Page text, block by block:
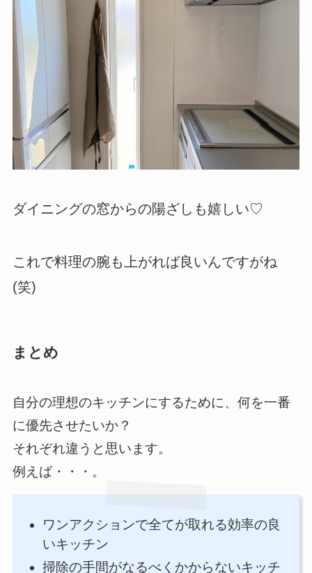
ダイニングの窓からの陽ざしも嬉しい♡
これで料理の腕も上がれば良いんですがね
(笑)
まとめ
自分の理想のキッチンにするために、何を一番
に優先させたいか？
それぞれ違うと思います。
例えば・・・。
ワンアクションで全てが取れる効率の良
いキッチン
掃除の手間がなるべくかからないキッチ